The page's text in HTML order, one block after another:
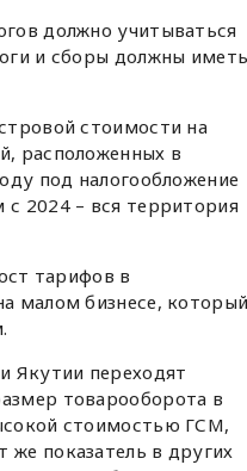
должно учитываться
и сборы должны
стоимости на
расположенных в
под налогообложение
2024 – вся территория
тарифов в
малом бизнесе,
Якутии переходят
товарооборота в
стоимостью ГСМ,
показатель в других